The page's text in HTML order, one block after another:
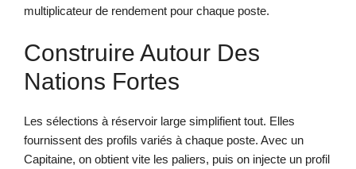
multiplicateur de rendement pour chaque poste.
Construire Autour Des
Nations Fortes
Les sélections à réservoir large simplifient tout. Elles
fournissent des profils variés à chaque poste. Avec un
Capitaine, on obtient vite les paliers, puis on injecte un profil